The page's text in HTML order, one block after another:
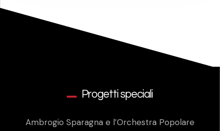
Progetti speciali
Ambrogio Sparagna e l’Orchestra Popolare